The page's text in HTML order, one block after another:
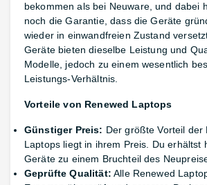
bekommen als bei Neuware, und dabei
noch die Garantie, dass die Geräte
wieder in einwandfreien Zustand
Geräte bieten dieselbe Leistung und
Modelle, jedoch zu einem wesentlich
Leistungs-Verhältnis.
Vorteile von Renewed Laptops
Günstiger Preis: Der größte Vorteil der
Laptops liegt in ihrem Preis. Du erhältst
Geräte zu einem Bruchteil des
Geprüfte Qualität: Alle Renewed